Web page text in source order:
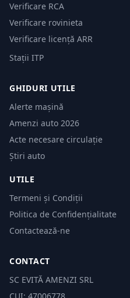
Verificare RCA
Verificare rovinieta
Verificare licență ARR
Stații ITP
GHIDURI UTILE
Alerte mașină
Amenzi auto 2026
Acte necesare circulație
Știri auto
UTILE
Termeni și Condiții
Politica de Confidențialitate
Contactează-ne
CONTACT
SC EVITĂ AMENZI SRL